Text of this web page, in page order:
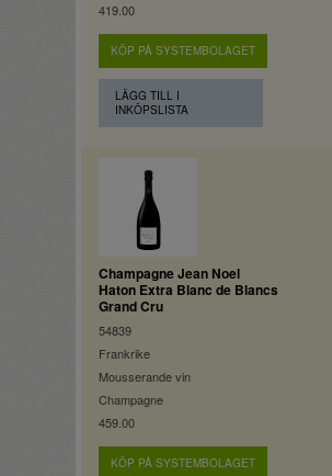
419.00
KÖP PÅ SYSTEMBOLAGET
LÄGG TILL I
INKÖPSLISTA
Champagne Jean Noel
Haton Extra Blanc de Blancs
Grand Cru
54839
Frankrike
Mousserande vin
Champagne
459.00
KÖP PÅ SYSTEMBOLAGET